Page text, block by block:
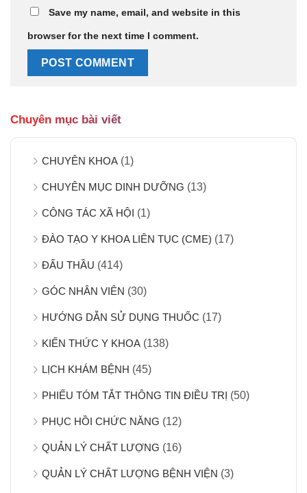
Save my name, email, and website in this
browser for the next time I comment.
Chuyên mục bài viết
CHUYÊN KHOA (1)
CHUYÊN MỤC DINH DƯỠNG (13)
CÔNG TÁC XÃ HỘI (1)
ĐÀO TẠO Y KHOA LIÊN TỤC (CME) (17)
ĐẤU THẦU (414)
GÓC NHÂN VIÊN (30)
HƯỚNG DẪN SỬ DỤNG THUỐC (17)
KIẾN THỨC Y KHOA (138)
LỊCH KHÁM BỆNH (45)
PHIẾU TÓM TẮT THÔNG TIN ĐIỀU TRỊ (50)
PHỤC HỒI CHỨC NĂNG (12)
QUẢN LÝ CHẤT LƯỢNG (16)
QUẢN LÝ CHẤT LƯỢNG BỆNH VIỆN (3)